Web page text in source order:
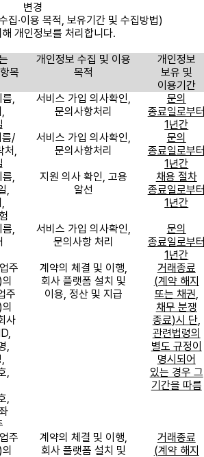
변경
집∙이용 목적,보유기간 및 수집방법)
개인정보를 처리합니다.
목
개인정보 수집 및 이용
목적
개인정보
보유 및
이용기간
름,
,
서비스 가입 의사확인,
문의사항처리
문의
종료일로부터
1년간
름/
처 ,
서비스 가입 의사확인,
문의사항처리
문의
종료일로부터
1년간
름,
,
,
지원 의사 확인, 고용
알선
채용 절차
종료일로부터
1년간
름,
서비스 가입 의사확인,
문의사항 처리
문의
종료일로부터
1년간
주
의
주
의
사
,
,
,
,
계약의 체결 및 이행,
회사 플랫폼 설치 및
이용, 정산 및 지급
거래종료
(계약 해지
또는 채권,
채무 분쟁
종료)시 단,
관련법령의
별도 규정이
명시되어
있는 경우 그
기간을 따름
주
의
계약의 체결 및 이행,
회사 플랫폼 설치 및
거래종료
(계약 해지